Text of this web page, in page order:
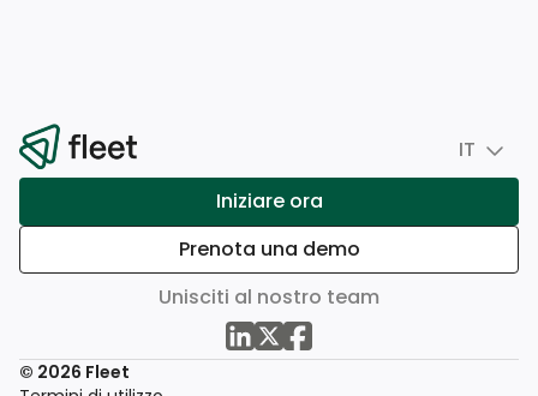
IT
Iniziare ora
Prenota una demo
Unisciti al nostro team
© 2026 Fleet